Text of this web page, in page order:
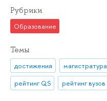
Рубрики
Образование
Темы
достижения магистратура
рейтинг QS
рейтинг вузов